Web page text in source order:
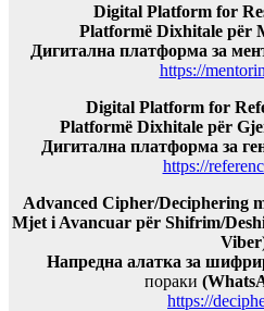
Digital Platform for
Platformë Dixhitale për
Дигитална платформа за
https://
Digital Platform for
Platformë Dixhitale për
Дигитална платформа за
https://
Advanced Cipher/Deciphering
Mjet i Avancuar për Shifrim/
Напредна алатка за
пораки
https://